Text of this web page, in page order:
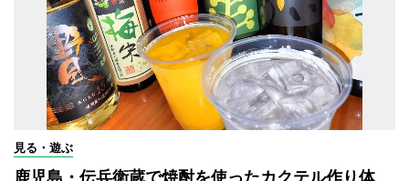
見る・遊ぶ
鹿児島・伝兵衛蔵で焼酎を使ったカクテル作り体